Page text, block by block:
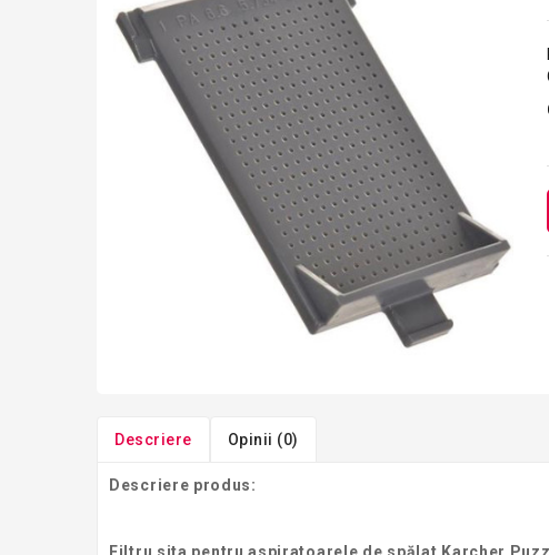
Descriere Opinii (0)
Descriere produs: